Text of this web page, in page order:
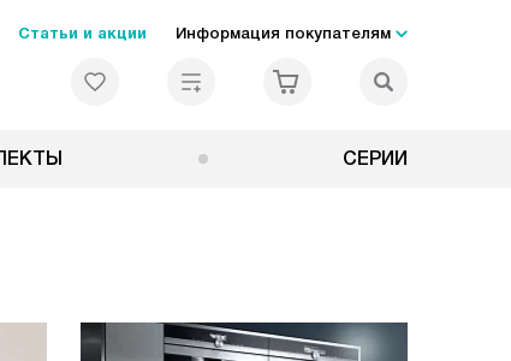
Статьи и акции Информация покупателям
СЕРИИ